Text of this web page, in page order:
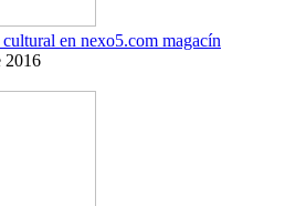
en nexo5.com magacín
2016